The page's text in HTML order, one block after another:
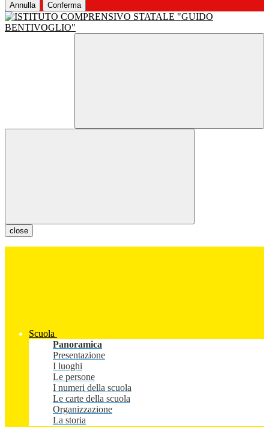
Annulla Conferma
close
Scuola
Panoramica
Presentazione
I luoghi
Le persone
I numeri della scuola
Le carte della scuola
Organizzazione
La storia